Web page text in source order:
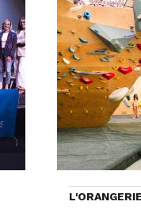
L'ORANGERIE